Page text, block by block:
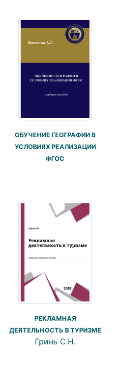
ОБУЧЕНИЕ ГЕОГРАФИИ В
УСЛОВИЯХ РЕАЛИЗАЦИИ
ФГОС
РЕКЛАМНАЯ
ДЕЯТЕЛЬНОСТЬ В ТУРИЗМЕ
Гринь С.Н.